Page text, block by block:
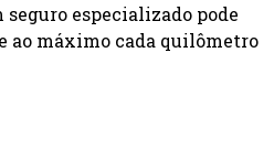
especializado pode
ao máximo cada quilômetro